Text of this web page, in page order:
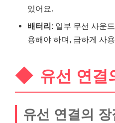
있어요.
배터리: 일부 무선 사운
용해야 하며, 급하게 사
유선 연결
유선 연결의 장